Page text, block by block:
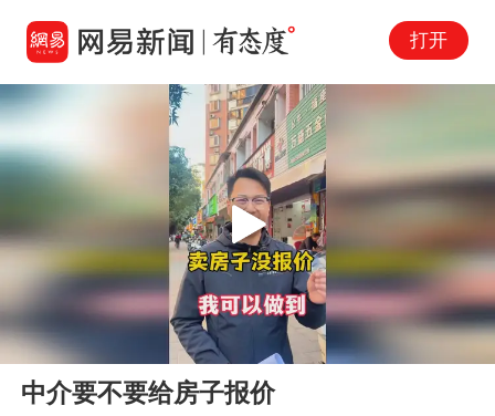
打开
00:00
Play
中介要不要给房子报价